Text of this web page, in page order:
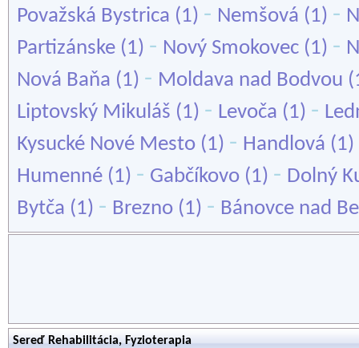
Považská Bystrica (1) - Nemšová (1) -
Partizánske (1) - Nový Smokovec (1) -
Nová Baňa (1) - Moldava nad Bodvou
Liptovský Mikuláš (1) - Levoča (1) -
Kysucké Nové Mesto (1) - Handlová (1)
Humenné (1) - Gabčíkovo (1) - Dolný
Bytča (1) - Brezno (1) - Bánovce nad
Sereď Rehabilitácia, Fyzioterapia